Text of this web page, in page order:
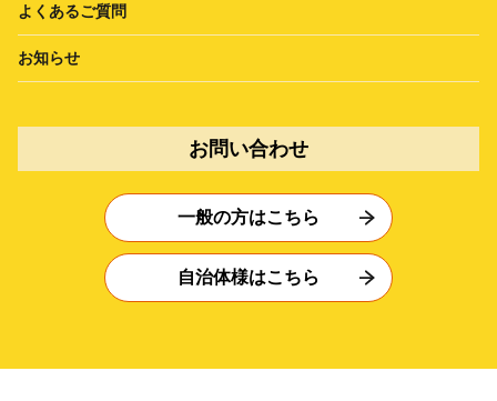
よくあるご質問
お知らせ
お問い合わせ
一般の方はこちら
自治体様はこちら